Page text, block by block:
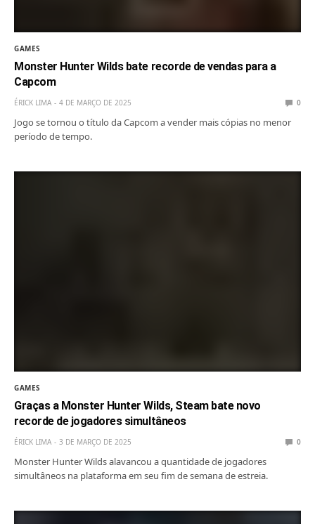
GAMES
Monster Hunter Wilds bate recorde de vendas para a
Capcom
ÉRICK LIMA 4 DE MARÇO DE 2025 0
Jogo se tornou o título da Capcom a vender mais cópias no menor
período de tempo.
GAMES
Graças a Monster Hunter Wilds, Steam bate novo
recorde de jogadores simultâneos
ÉRICK LIMA 3 DE MARÇO DE 2025 0
Monster Hunter Wilds alavancou a quantidade de jogadores
simultâneos na plataforma em seu fim de semana de estreia.